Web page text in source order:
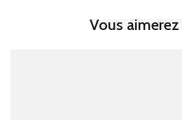
Vous aimerez